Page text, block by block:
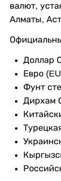
валют,
Алматы,
Доллар
Евро
Фунт
Дирхам